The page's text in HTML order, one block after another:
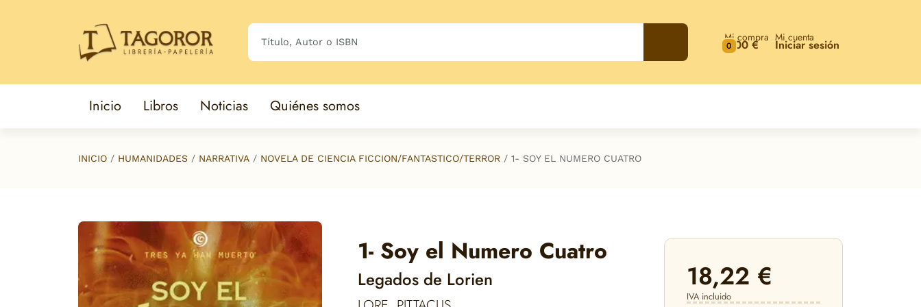
0
Mi compra
0,00 € Mi cuenta
Iniciar sesión
Inicio Libros Noticias Quiénes somos
INICIO HUMANIDADES NARRATIVA NOVELA DE CIENCIA FICCION/FANTASTICO/TERROR 1- SOY EL NUMERO CUATRO
1- Soy el Numero Cuatro
Legados de Lorien 18,22 €
IVA incluido